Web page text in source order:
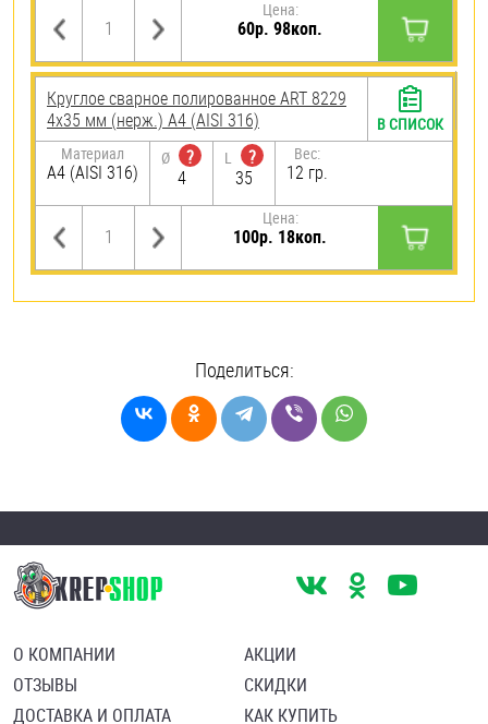
Цена:
60р. 98коп.
Круглое сварное полированное ART 8229
4х35 мм (нерж.) A4 (AISI 316)
Материал
A4 (AISI 316)
Ø
?
4
L
?
35
Вес:
12 гр.
Цена:
100р. 18коп.
В СПИСОК
Поделиться:
О КОМПАНИИ
ОТЗЫВЫ
ДОСТАВКА И ОПЛАТА
АКЦИИ
СКИДКИ
КАК КУПИТЬ